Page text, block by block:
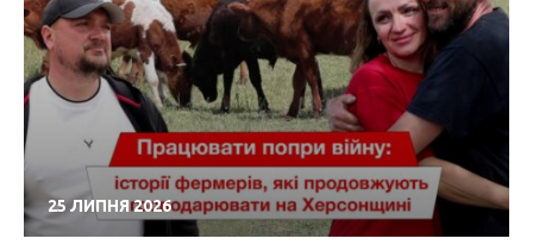
25 ЛИПНЯ 2026